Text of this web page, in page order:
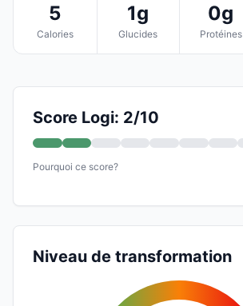
5
Calories
1g
Glucides
0g
Protéines
Score Logi: 2/10
Pourquoi ce score?
Niveau de transformation